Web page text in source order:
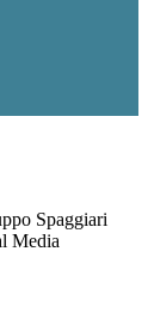
Spaggiari
Media